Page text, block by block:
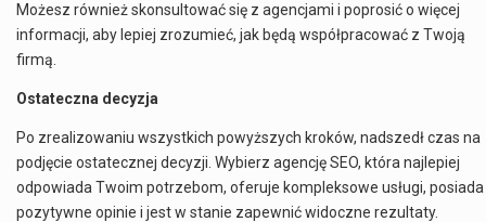
Możesz również skonsultować się z agencjami i poprosić o więcej
informacji, aby lepiej zrozumieć, jak będą współpracować z Twoją
firmą.
Ostateczna decyzja
Po zrealizowaniu wszystkich powyższych kroków, nadszedł czas na
podjęcie ostatecznej decyzji. Wybierz agencję SEO, która najlepiej
odpowiada Twoim potrzebom, oferuje kompleksowe usługi, posiada
pozytywne opinie i jest w stanie zapewnić widoczne rezultaty.